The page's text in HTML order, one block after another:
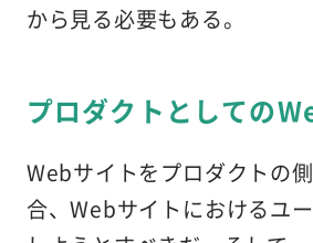
から見る必要もある。
プロダクトとしての
Webサイトをプロダクトの
合、Webサイトにおけるユ